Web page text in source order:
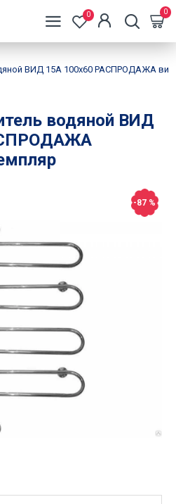
0 0
ВИД 15А 100х60 РАСПРОДАЖА ви
водяной ВИД
-87 %